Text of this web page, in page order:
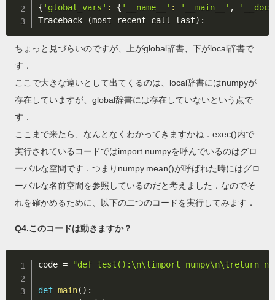
{ 'global_vars' : { '__name__' : '__main__' ,
Traceback
(most recent call last)
ちょっと見づらいのですが、上がglobal辞書、下がlocal辞書で
す．
ここで大きな違いとして出てくるのは、local辞書にはnumpyが
存在していますが、global辞書には存在していないという点で
す．
ここまで来たら、なんとなくわかってきますかね．exec()内で
実行されているコードではimport numpyを呼んでいるのはグロ
ーバルな空間です．つまりnumpy.mean()が呼ばれた時にはグロ
ーバルな名前空間を参照しているのだと考えました．なのでそ
れを確かめるために、以下の二つのコードを実行してみます．
Q4.このコードは動きますか？
code = "def test():\n\timport numpy\n\treturn
def main( ) :